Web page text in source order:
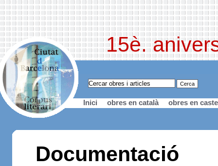
15è.
Inici obres en català obres en
Documentació